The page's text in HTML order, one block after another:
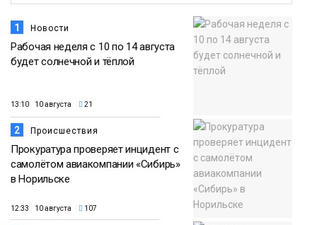
1 Новости
Рабочая неделя с 10 по 14 августа
будет солнечной и тёплой
13:10 10 августа 21
2 Происшествия
Прокуратура проверяет инцидент с
самолётом авиакомпании «Сибирь»
в Норильске
12:33 10 августа 107